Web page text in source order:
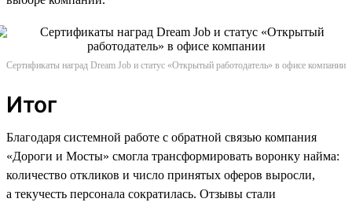
Сертификаты наград Dream Job и статус «Открытый работодатель» в офисе компании
Итог
Благодаря системной работе с обратной связью компания
«Дороги и Мосты» смогла трансформировать воронку найма:
количество откликов и число принятых оферов выросли,
а текучесть персонала сократилась. Отзывы стали